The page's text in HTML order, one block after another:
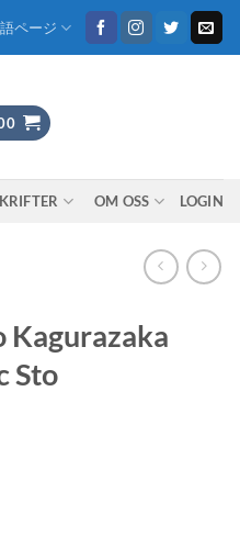
ページ
OM OSS LOGIN
Kagurazaka
Sto